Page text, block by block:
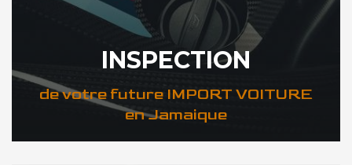
INSPECTION
de votre future IMPORT VOITURE
en Jamaique